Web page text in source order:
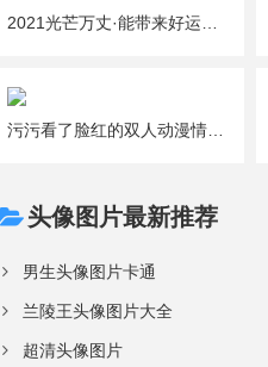
头像图片最新推荐
男生头像图片卡通
兰陵王头像图片大全
超清头像图片